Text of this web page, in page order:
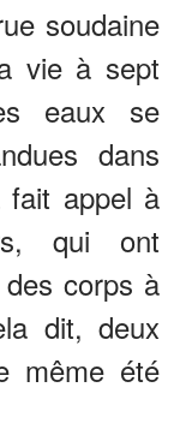
soudaine
vie à sept
eaux se
dans
fait appel à
qui ont
corps à
dit, deux
même été